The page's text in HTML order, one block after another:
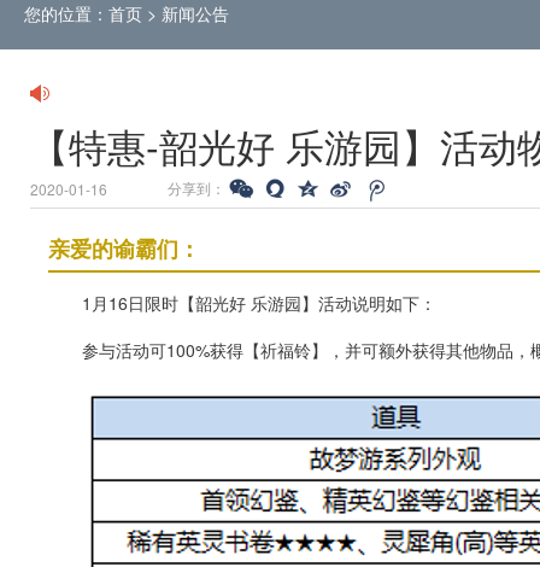
您的位置： 首页 > 新闻公告
【特惠-韶光好 乐游园】活动
2020-01-16 分享到：
亲爱的谕霸们：
1月16日限时【韶光好 乐游园】活动说明如下：
参与活动可100%获得【祈福铃】，并可额外获得其他物品，